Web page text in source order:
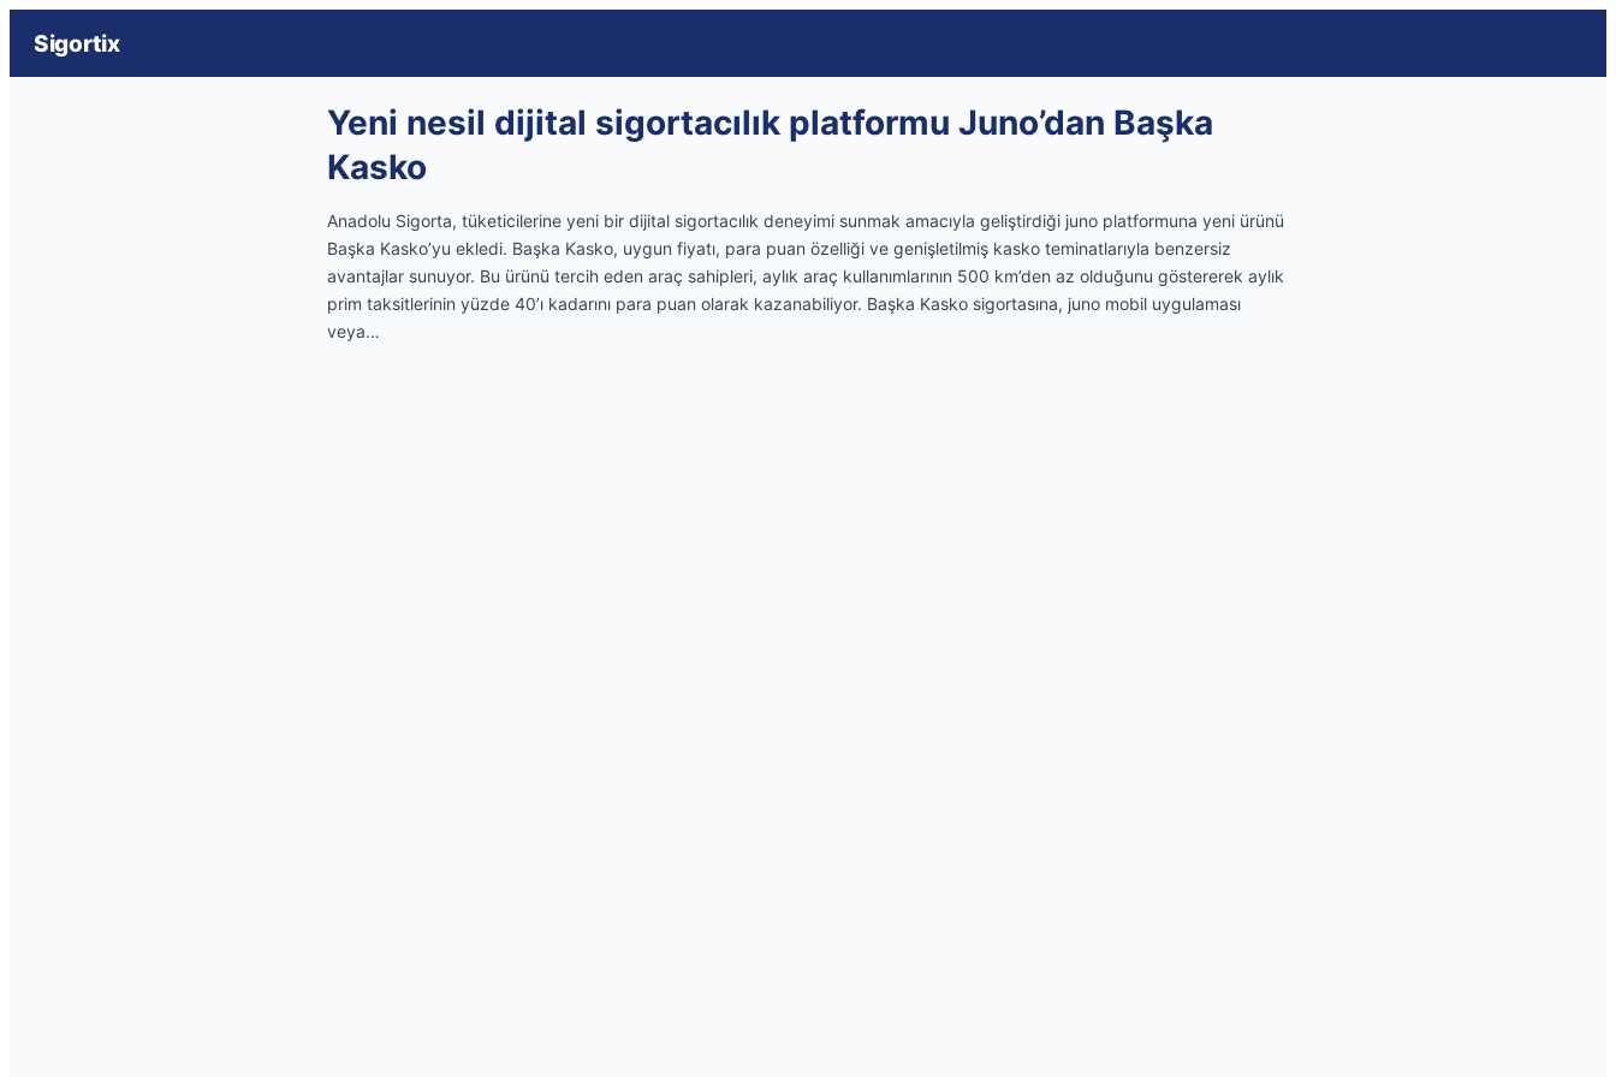
Sigortix
Yeni nesil dijital sigortacılık platformu Juno’dan Başka
Kasko
Anadolu Sigorta, tüketicilerine yeni bir dijital sigortacılık deneyimi sunmak amacıyla geliştirdiği juno platformuna yeni ürünü
Başka Kasko’yu ekledi. Başka Kasko, uygun fiyatı, para puan özelliği ve genişletilmiş kasko teminatlarıyla benzersiz
avantajlar sunuyor. Bu ürünü tercih eden araç sahipleri, aylık araç kullanımlarının 500 km’den az olduğunu göstererek aylık
prim taksitlerinin yüzde 40’ı kadarını para puan olarak kazanabiliyor. Başka Kasko sigortasına, juno mobil uygulaması
veya…